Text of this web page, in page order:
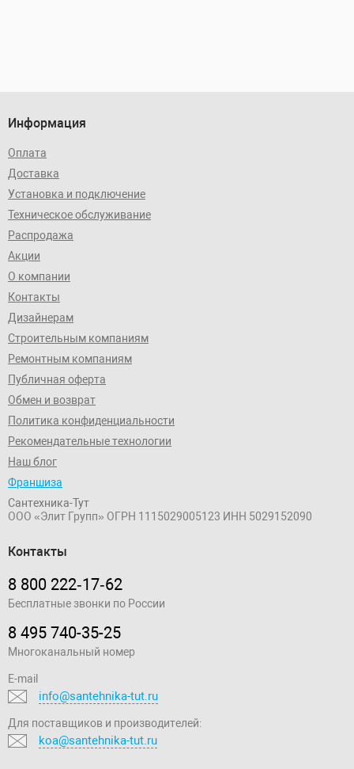
Информация
Оплата
Доставка
Установка и подключение
Техническое обслуживание
Распродажа
Акции
О компании
Контакты
Дизайнерам
Строительным компаниям
Ремонтным компаниям
Публичная оферта
Обмен и возврат
Политика конфиденциальности
Рекомендательные технологии
Наш блог
Франшиза
Сантехника-Тут
ООО «Элит Групп» ОГРН 1115029005123 ИНН 5029152090
Контакты
8 800 222‑17‑62
Бесплатные звонки по России
8 495 740-35-25
Многоканальный номер
E-mail
info@santehnika-tut.ru
Для поставщиков и производителей:
koa@santehnika-tut.ru